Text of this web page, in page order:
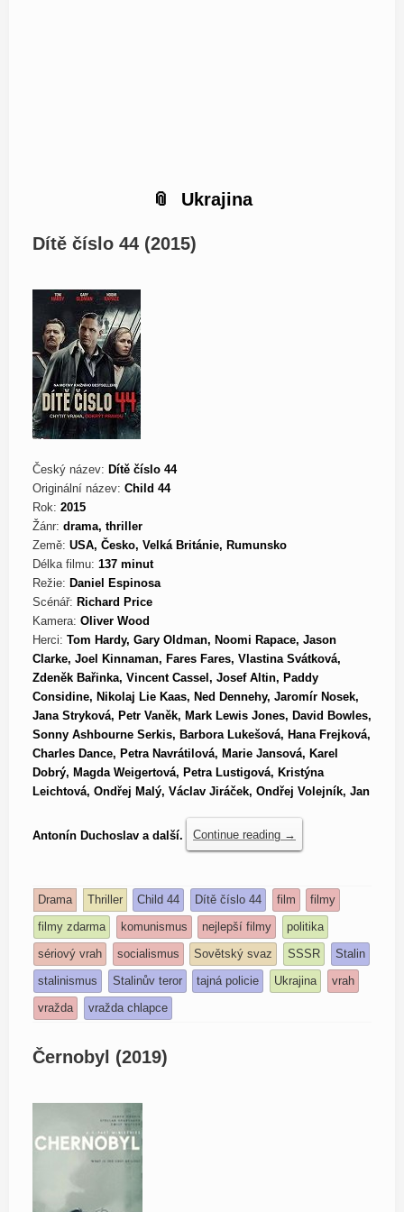
Ukrajina
Dítě číslo 44 (2015)
Český název: Dítě číslo 44
Originální název: Child 44
Rok: 2015
Žánr: drama, thriller
Země: USA, Česko, Velká Británie, Rumunsko
Délka filmu: 137 minut
Režie: Daniel Espinosa
Scénář: Richard Price
Kamera: Oliver Wood
Herci: Tom Hardy, Gary Oldman, Noomi Rapace, Jason
Clarke, Joel Kinnaman, Fares Fares, Vlastina Svátková,
Zdeněk Bařinka, Vincent Cassel, Josef Altin, Paddy
Considine, Nikolaj Lie Kaas, Ned Dennehy, Jaromír Nosek,
Jana Stryková, Petr Vaněk, Mark Lewis Jones, David Bowles,
Sonny Ashbourne Serkis, Barbora Lukešová, Hana Frejková,
Charles Dance, Petra Navrátilová, Marie Jansová, Karel
Dobrý, Magda Weigertová, Petra Lustigová, Kristýna
Leichtová, Ondřej Malý, Václav Jiráček, Ondřej Volejník, Jan
Antonín Duchoslav a další. Continue reading →
Drama Thriller Child 44 Dítě číslo 44 film
filmy
filmy zdarma
komunismus nejlepší filmy
politika
sériový vrah
socialismus Sovětský svaz SSSR
Stalin
stalinismus
Stalinův teror tajná policie Ukrajina
vrah
vražda
vražda chlapce
Černobyl (2019)